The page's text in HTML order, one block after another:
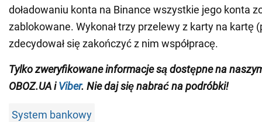
doładowaniu konta na Binance wszystkie jego konta
zablokowane. Wykonał trzy przelewy z karty na kartę
zdecydował się zakończyć z nim współpracę.
Tylko zweryfikowane informacje są dostępne na
OBOZ.UA iViber. Nie daj się nabrać na podróbki!
System bankowy